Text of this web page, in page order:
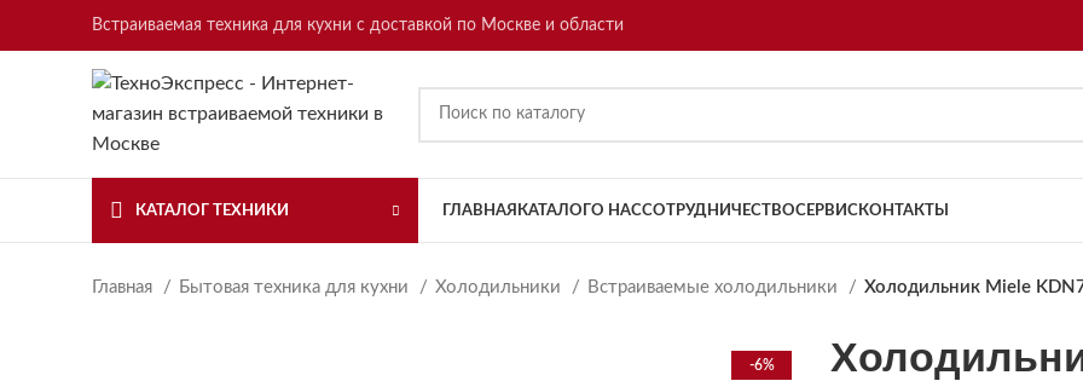
Встраиваемая техника для кухни с доставкой по Москве и области
КАТАЛОГ ТЕХНИКИ ГЛАВНАЯ КАТАЛОГО НАССОТРУДНИЧЕСТВОСЕРВИСКОНТАКТЫ
Главная Бытовая техника для кухни Холодильники Встраиваемые холодильники Холодильник Miele
-6%